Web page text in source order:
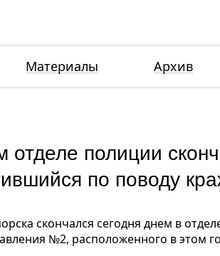
Материалы Архив
отделе полиции
по поводу
скончался сегодня днем в
№2, расположенного в этом